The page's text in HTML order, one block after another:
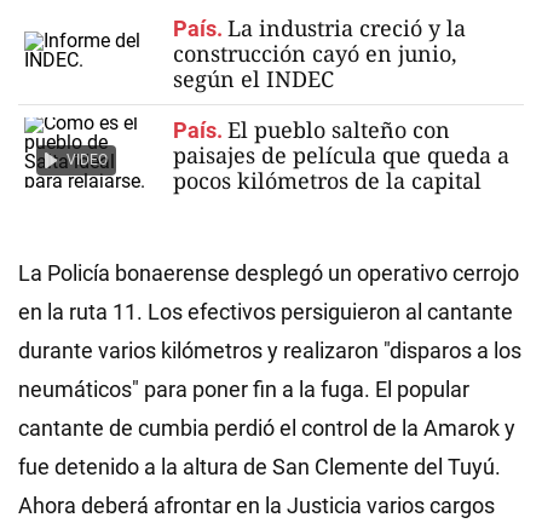
País. La industria creció y la
construcción cayó en junio,
según el INDEC
VIDEO
País. El pueblo salteño con
paisajes de película que queda a
pocos kilómetros de la capital
La Policía bonaerense desplegó un operativo cerrojo
en la ruta 11. Los efectivos persiguieron al cantante
durante varios kilómetros y realizaron "disparos a los
neumáticos" para poner fin a la fuga. El popular
cantante de cumbia perdió el control de la Amarok y
fue detenido a la altura de San Clemente del Tuyú.
Ahora deberá afrontar en la Justicia varios cargos